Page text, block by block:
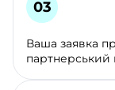
Ваша заявка
партнерський